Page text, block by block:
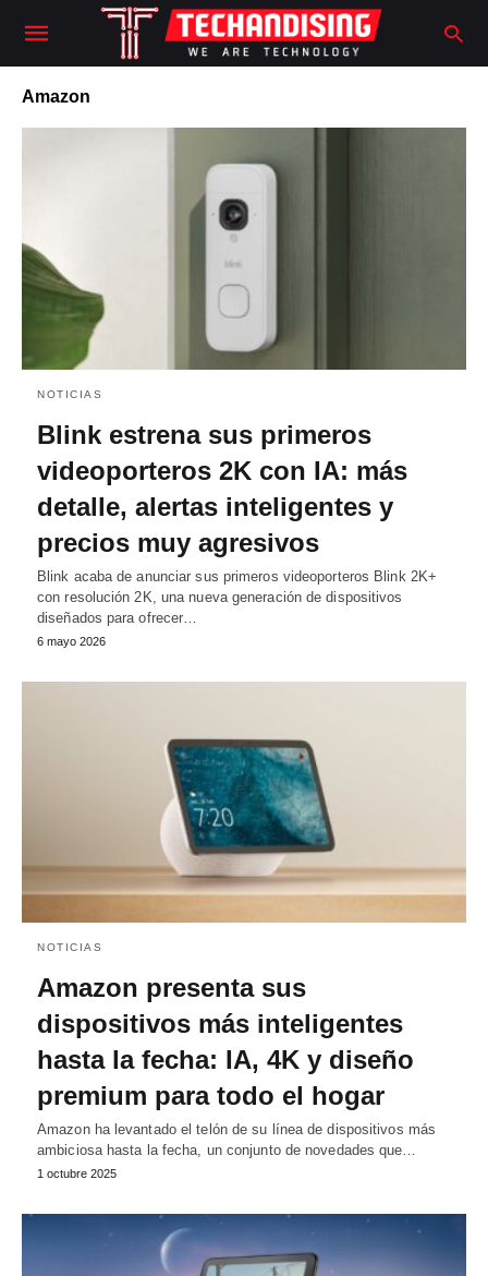
Amazon
NOTICIAS
Blink estrena sus primeros
videoporteros 2K con IA: más
detalle, alertas inteligentes y
precios muy agresivos
Blink acaba de anunciar sus primeros videoporteros Blink 2K+
con resolución 2K, una nueva generación de dispositivos
diseñados para ofrecer…
6 mayo 2026
NOTICIAS
Amazon presenta sus
dispositivos más inteligentes
hasta la fecha: IA, 4K y diseño
premium para todo el hogar
Amazon ha levantado el telón de su línea de dispositivos más
ambiciosa hasta la fecha, un conjunto de novedades que…
1 octubre 2025